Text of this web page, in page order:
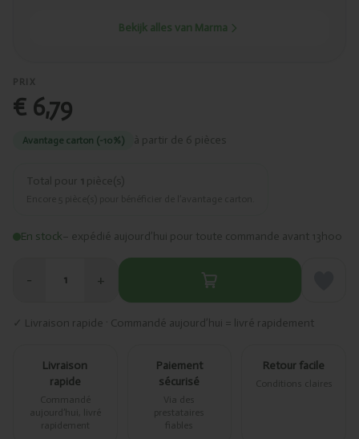
Bekijk alles van Marma
PRIX
€ 6,79
Avantage carton (-10%) à partir de 6 pièces
Total pour 1 pièce(s)
En stock– expédié aujourd’hui pour toute commande avant 13h00
− 1 +
✓ Livraison rapide · Commandé aujourd’hui = livré rapidement
Livraison
rapide
Commandé
aujourd’hui, livré
rapidement
Paiement
sécurisé
Via des
prestataires
fiables
Retour facile
Conditions claires